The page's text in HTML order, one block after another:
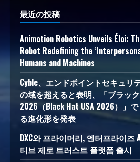
最近の投稿
Animotion Robotics Unveils Éloi:
Robot Redefining the
Humans and Machines
Cyble、エンドポイントセキュリ
の域を超えると表明、「ブラッ
2026（Black Hat USA 2026）」
る進化形を発表
DXC와 프라이머리, 엔터프라이즈
티브 제로 트러스트 플랫폼 출시